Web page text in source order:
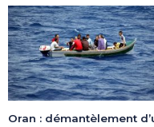
Oran : démantèlement